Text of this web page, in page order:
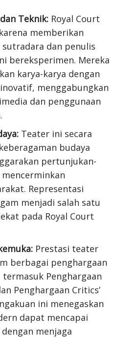
Teknik: Royal Court
memberikan
dan penulis
bereksperimen. Mereka
karya-karya dengan
menggabungkan
dan penggunaan
Teater ini secara
budaya
pertunjukan-
Representasi
menjadi salah satu
pada Royal Court
Prestasi teater
berbagai penghargaan
Penghargaan
Penghargaan Critics’
ini menegaskan
dapat mencapai
menjaga